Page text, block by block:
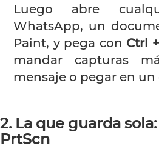
Luego abre
WhatsApp, un
Paint, y pega con Ctrl
mandar capturas
mensaje o pegar en
2. La que guarda
PrtScn